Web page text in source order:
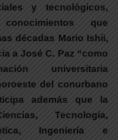
y tecnológicos,
que
décadas Mario Ishii,
a José C. Paz “como
universitaria
del conurbano
además que la
Tecnología,
Ingeniería e